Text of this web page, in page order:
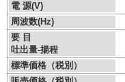
電 源(V)
周波数(Hz)
要 目
吐出量-揚程
標準価格（税別）